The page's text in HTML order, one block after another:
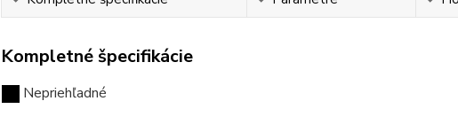
Kompletné špecifikácie
Nepriehľadné